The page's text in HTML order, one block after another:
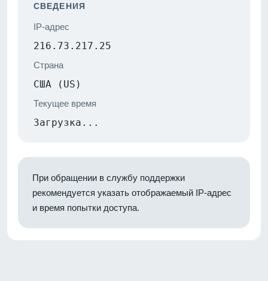
СВЕДЕНИЯ
IP-адрес
216.73.217.25
Страна
США (US)
Текущее время
Загрузка...
При обращении в службу поддержки
рекомендуется указать отображаемый IP-адрес
и время попытки доступа.